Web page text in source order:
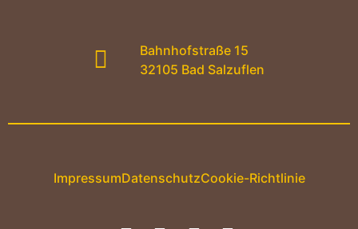
Bahnhofstraße 15
32105 Bad Salzuflen
ImpressumDatenschutzCookie-Richtlinie